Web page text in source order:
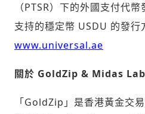
（PTSR）下的外國支付代
支持的穩定幣 USDU 的發行
www.universal.ae
關於 GoldZip & Midas
「GoldZip」是香港黃金交